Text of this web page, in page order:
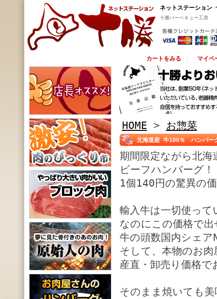
ネットステーション
十勝バーベキュー工房
カートをみる マイペ
HOME > お惣菜
北海道産 牛100％ ハンバー
期間限定ながら北
ビーフハンバーグ！
1個140円の驚異の
輸入牛は一切使って
なのにこの価格で
牛の頭数国内シェア
そして、本物のお
産直・卸売り価格で
そのまま焼いても